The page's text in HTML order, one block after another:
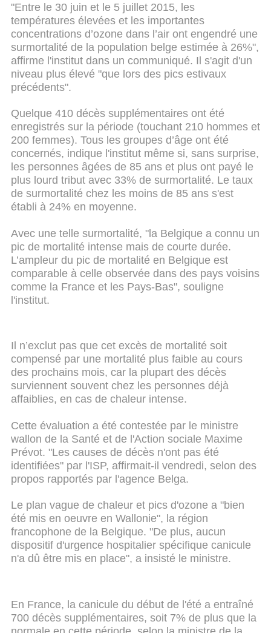
"Entre le 30 juin et le 5 juillet 2015, les
températures élevées et les importantes
concentrations d’ozone dans l’air ont engendré une
surmortalité de la population belge estimée à 26%",
affirme l'institut dans un communiqué. Il s'agit d'un
niveau plus élevé "que lors des pics estivaux
précédents".
Quelque 410 décès supplémentaires ont été
enregistrés sur la période (touchant 210 hommes et
200 femmes). Tous les groupes d’âge ont été
concernés, indique l'institut même si, sans surprise,
les personnes âgées de 85 ans et plus ont payé le
plus lourd tribut avec 33% de surmortalité. Le taux
de surmortalité chez les moins de 85 ans s'est
établi à 24% en moyenne.
Avec une telle surmortalité, "la Belgique a connu un
pic de mortalité intense mais de courte durée.
L’ampleur du pic de mortalité en Belgique est
comparable à celle observée dans des pays voisins
comme la France et les Pays-Bas", souligne
l'institut.
Il n’exclut pas que cet excès de mortalité soit
compensé par une mortalité plus faible au cours
des prochains mois, car la plupart des décès
surviennent souvent chez les personnes déjà
affaiblies, en cas de chaleur intense.
Cette évaluation a été contestée par le ministre
wallon de la Santé et de l'Action sociale Maxime
Prévot. "Les causes de décès n'ont pas été
identifiées" par l'ISP, affirmait-il vendredi, selon des
propos rapportés par l'agence Belga.
Le plan vague de chaleur et pics d'ozone a "bien
été mis en oeuvre en Wallonie", la région
francophone de la Belgique. "De plus, aucun
dispositif d'urgence hospitalier spécifique canicule
n'a dû être mis en place", a insisté le ministre.
En France, la canicule du début de l'été a entraîné
700 décès supplémentaires, soit 7% de plus que la